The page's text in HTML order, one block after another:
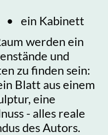
• ein Kabinett
werden ein
und
zu finden sein:
Blatt aus einem
eine
- alles reale
des Autors.